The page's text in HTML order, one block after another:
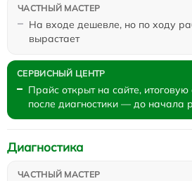
На входе дешевле, но по ходу
вырастает
Прайс открыт на сайте,
после диагностики — до начала
Диагностика